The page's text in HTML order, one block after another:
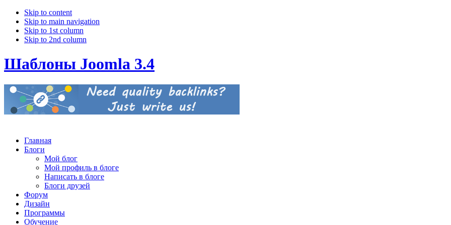
Skip to content
Skip to main navigation
Skip to 1st column
Skip to 2nd column
Шаблоны Joomla 3.4
Главная
Блоги
Мой блог
Мой профиль в блоге
Написать в блоге
Блоги друзей
Форум
Дизайн
Программы
Обучение